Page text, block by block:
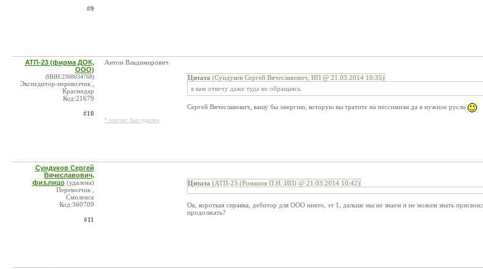
#9
АТП-23 (фирма ДОК,
ООО)
(ИНН:2308034768)
Экспедитор-перевозчик ,
Краснодар
Код:21679
#10
Антон Владимирович
* контакт был удален
Цитата (Сундуков Сергей Вячеславович, ИП @ 21.03.2014 10:35)
я вам отвечу даже туда не обращаясь
Сергей Вячеславович, вашу бы энергию, которую вы тратите на пессимизм да в нужное русло
Сундуков Сергей
Вячеславович,
физ.лицо (удалена)
Перевозчик ,
Смоленск
Код:360709
#11
Цитата (АТП-23 (Романов П.Н. ИП) @ 21.03.2014 10:42)
Ок, короткая справка, дебитор для ООО никто, эт 1, дальше мы не знаем и не можем знать
продолжать?